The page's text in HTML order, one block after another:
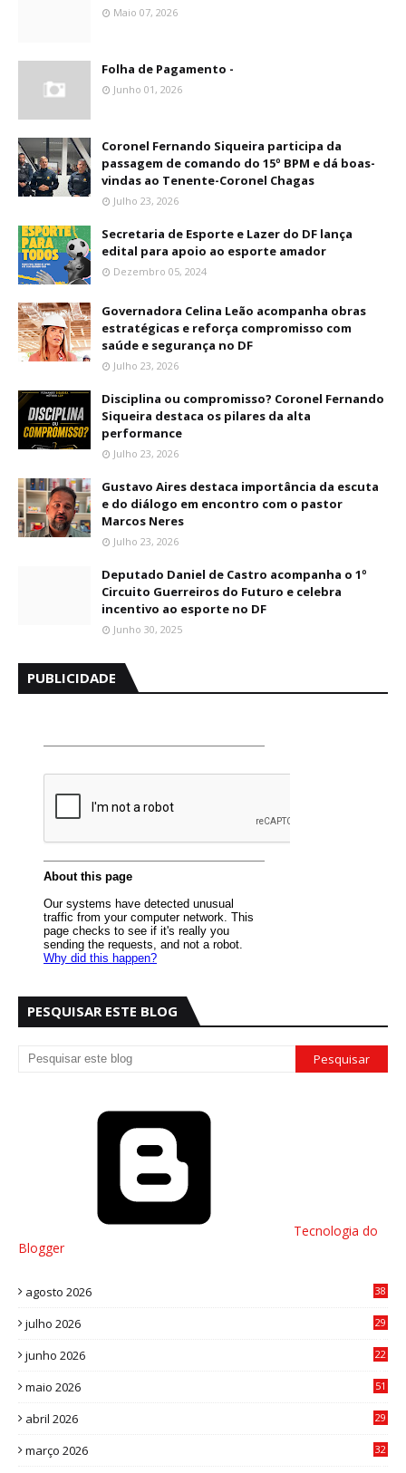
Maio 07, 2026
Folha de Pagamento -
Junho 01, 2026
Coronel Fernando Siqueira participa da
passagem de comando do 15º BPM e dá boas-
vindas ao Tenente-Coronel Chagas
Julho 23, 2026
Secretaria de Esporte e Lazer do DF lança
edital para apoio ao esporte amador
Dezembro 05, 2024
Governadora Celina Leão acompanha obras
estratégicas e reforça compromisso com
saúde e segurança no DF
Julho 23, 2026
Disciplina ou compromisso? Coronel Fernando
Siqueira destaca os pilares da alta
performance
Julho 23, 2026
Gustavo Aires destaca importância da escuta
e do diálogo em encontro com o pastor
Marcos Neres
Julho 23, 2026
Deputado Daniel de Castro acompanha o 1º
Circuito Guerreiros do Futuro e celebra
incentivo ao esporte no DF
Junho 30, 2025
PUBLICIDADE
PESQUISAR ESTE BLOG
Tecnologia do
Blogger
agosto 2026 38
julho 2026
29
junho 2026
22
maio 2026
51
abril 2026
29
março 2026
32